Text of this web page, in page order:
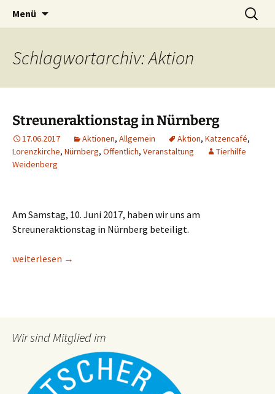
Tierhilfe
Weidenberg und Umgebung e.V.
Menü
Suchen
nach:
Schlagwortarchiv: Aktion
Streuneraktionstag in Nürnberg
17.06.2017 Aktionen, Allgemein Aktion, Katzencafé,
Lorenzkirche, Nürnberg, Öffentlich, Veranstaltung
Tierhilfe
Weidenberg
Am Samstag, 10. Juni 2017, haben wir uns am
Streuneraktionstag in Nürnberg beteiligt.
Streuneraktionstag in Nürnberg
weiterlesen →
Wir sind Mitglied im